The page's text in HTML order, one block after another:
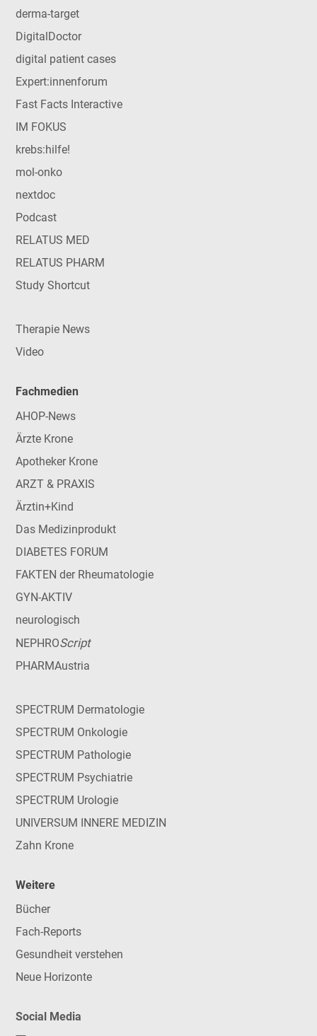
derma-target
DigitalDoctor
digital patient cases
Expert:innenforum
Fast Facts Interactive
IM FOKUS
krebs:hilfe!
mol-onko
nextdoc
Podcast
RELATUS MED
RELATUS PHARM
Study Shortcut
Therapie News
Video
Fachmedien
AHOP-News
Ärzte Krone
Apotheker Krone
ARZT & PRAXIS
Ärztin+Kind
Das Medizinprodukt
DIABETES FORUM
FAKTEN der Rheumatologie
GYN-AKTIV
neurologisch
NEPHROScript
PHARMAustria
SPECTRUM Dermatologie
SPECTRUM Onkologie
SPECTRUM Pathologie
SPECTRUM Psychiatrie
SPECTRUM Urologie
UNIVERSUM INNERE MEDIZIN
Zahn Krone
Weitere
Bücher
Fach-Reports
Gesundheit verstehen
Neue Horizonte
Social Media